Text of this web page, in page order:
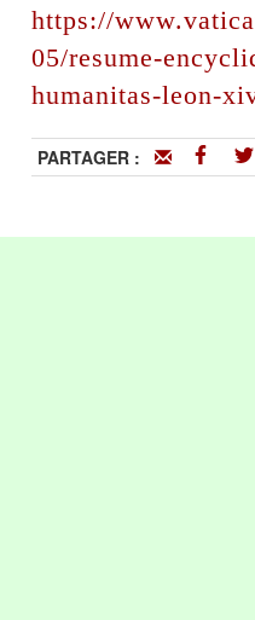
https://
05/resume-
humanitas-leon-
PARTAGER :